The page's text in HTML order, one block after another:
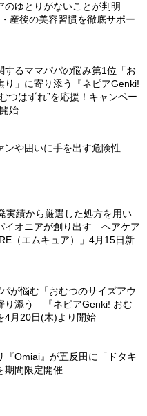
のゆとりがないことが判明
産後の美容習慣を徹底サポー
するママパパの悩み第1位「お
り」に寄り添う『ネピアGenki!
つはずれ”を応援！キャンペー
始
ンや囲いに手を出す危険性
実績から厳選した処方を用い
イオニアが創り出す ヘアケア
（エムキュア）」4月15日新
が悩む「おむつのサイズアウ
り添う 『ネピアGenki! おむ
4月20日(木)より開始
『Omiai』が五反田に「ドタキ
期間限定開催